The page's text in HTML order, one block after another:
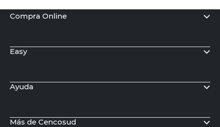
Compra Online
Easy
Ayuda
Más de Cencosud